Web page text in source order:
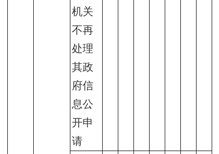
机关
不再
处理
其政
府信
息公
开申
请